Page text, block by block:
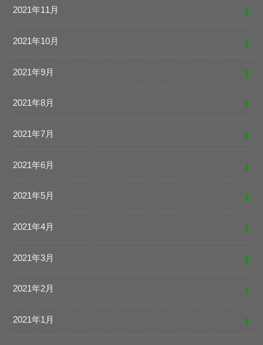
2021年11月
2021年10月
2021年9月
2021年8月
2021年7月
2021年6月
2021年5月
2021年4月
2021年3月
2021年2月
2021年1月